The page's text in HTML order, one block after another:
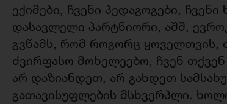
ექიმები, ჩვენი პედაგოგები,
დასავლელი პარტნიორი, აშშ,
გვწამს, რომ როგორც ყოველთვის,
ძვირფასო მოხელეებო, ჩვენ
არ დაზიანდეთ, არ გახდეთ
გათავისუფლების მსხვერპლი.